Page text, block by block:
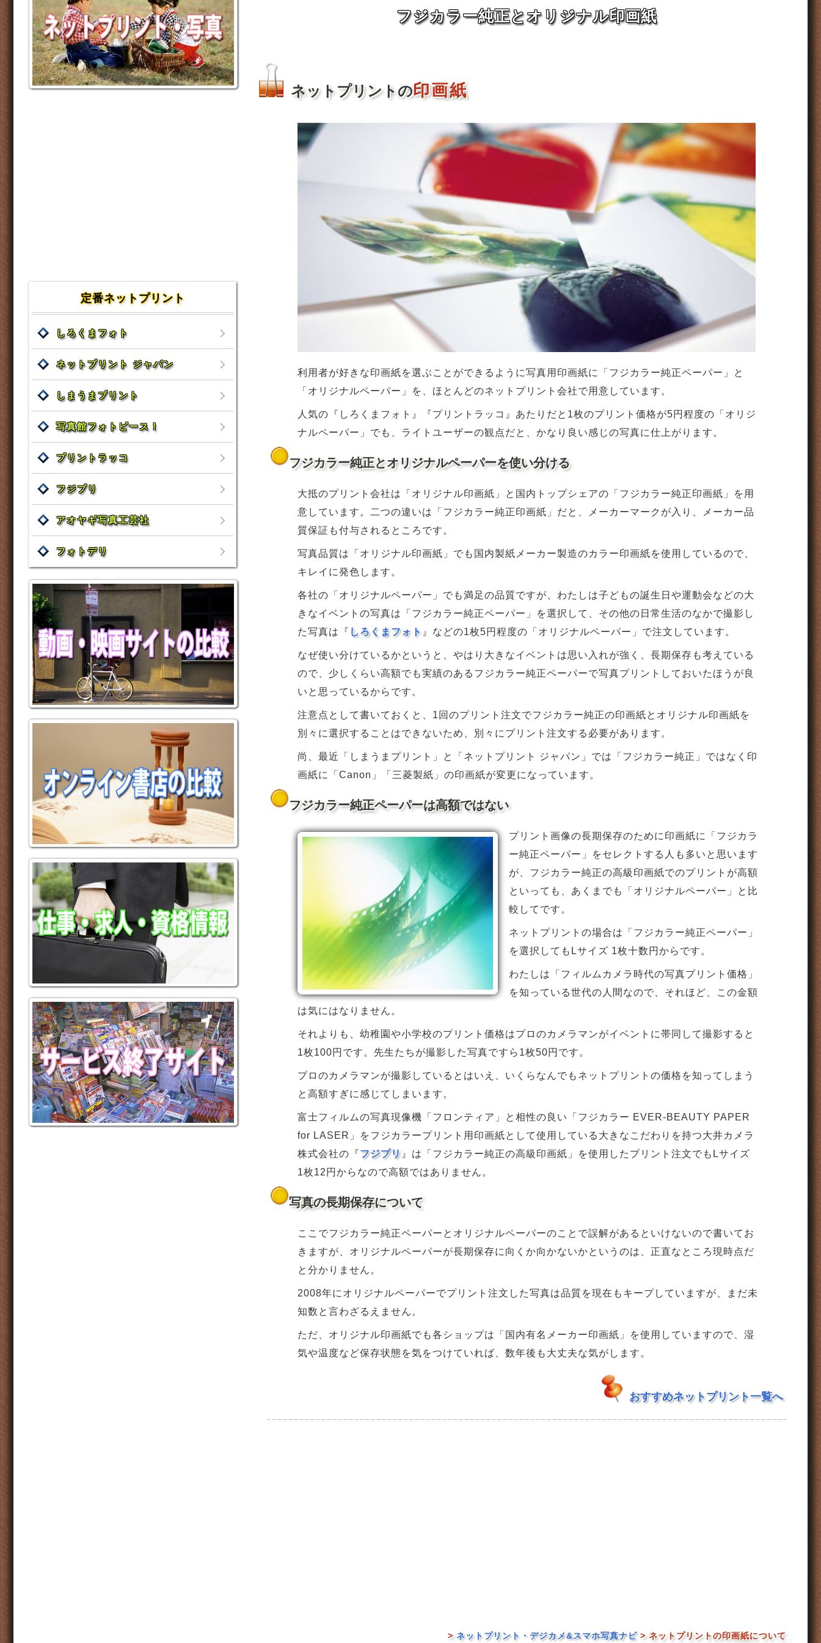
フジカラー純正とオリジナル印画紙
ネットプリントの印画紙
利用者が好きな印画紙を選ぶことができるように写真用印画紙に「フジカラー純正ペーパー」と
「オリジナルペーパー」を、ほとんどのネットプリント会社で用意しています。
人気の『しろくまフォト』『プリントラッコ』あたりだと1枚のプリント価格が5円程度の「オリジ
ナルペーパー」でも、ライトユーザーの観点だと、かなり良い感じの写真に仕上がります。
フジカラー純正とオリジナルペーパーを使い分ける
大抵のプリント会社は「オリジナル印画紙」と国内トップシェアの「フジカラー純正印画紙」を用
意しています。二つの違いは「フジカラー純正印画紙」だと、メーカーマークが入り、メーカー品
質保証も付与されるところです。
写真品質は「オリジナル印画紙」でも国内製紙メーカー製造のカラー印画紙を使用しているので、
キレイに発色します。
各社の「オリジナルペーパー」でも満足の品質ですが、わたしは子どもの誕生日や運動会などの大
きなイベントの写真は「フジカラー純正ペーパー」を選択して、その他の日常生活のなかで撮影し
た写真は『 しろくまフォト 』などの1枚5円程度の「オリジナルペーパー」で注文しています。
なぜ使い分けているかというと、やはり大きなイベントは思い入れが強く、長期保存も考えている
ので、少しくらい高額でも実績のあるフジカラー純正ペーパーで写真プリントしておいたほうが良
いと思っているからです。
注意点として書いておくと、1回のプリント注文でフジカラー純正の印画紙とオリジナル印画紙を
別々に選択することはできないため、別々にプリント注文する必要があります。
尚、最近「しまうまプリント」と「ネットプリント ジャパン」では「フジカラー純正」ではなく印
画紙に「Canon」「三菱製紙」の印画紙が変更になっています。
フジカラー純正ペーパーは高額ではない
プリント画像の長期保存のために印画紙に「フジカラ
ー純正ペーパー」をセレクトする人も多いと思います
が、フジカラー純正の高級印画紙でのプリントが高額
といっても、あくまでも「オリジナルペーパー」と比
較してです。
ネットプリントの場合は「フジカラー純正ペーパー」
を選択してもLサイズ 1枚十数円からです。
わたしは「フィルムカメラ時代の写真プリント価格」
を知っている世代の人間なので、それほど、この金額
は気にはなりません。
それよりも、幼稚園や小学校のプリント価格はプロのカメラマンがイベントに帯同して撮影すると
1枚100円です。先生たちが撮影した写真ですら1枚50円です。
プロのカメラマンが撮影しているとはいえ、いくらなんでもネットプリントの価格を知ってしまう
と高額すぎに感じてしまいます。
富士フィルムの写真現像機「フロンティア」と相性の良い「フジカラー EVER-BEAUTY PAPER
for LASER」をフジカラープリント用印画紙として使用している大きなこだわりを持つ大井カメラ
株式会社の『フジプリ 』は「フジカラー純正の高級印画紙」を使用したプリント注文でもLサイズ
1枚12円からなので高額ではありません。
写真の長期保存について
ここでフジカラー純正ペーパーとオリジナルペーパーのことで誤解があるといけないので書いてお
きますが、オリジナルペーパーが長期保存に向くか向かないかというのは、正直なところ現時点だ
と分かりません。
2008年にオリジナルペーパーでプリント注文した写真は品質を現在もキープしていますが、まだ未
知数と言わざるえません。
ただ、オリジナル印画紙でも各ショップは「国内有名メーカー印画紙」を使用していますので、湿
気や温度など保存状態を気をつけていれば、数年後も大丈夫な気がします。
おすすめネットプリント一覧へ
>ネットプリント・デジカメ&スマホ写真ナビ> ネットプリントの印画紙について
定番ネットプリント
しろくまフォト
ネットプリント ジャパン
しまうまプリント
写真館フォトピース！
プリントラッコ
フジプリ
アオヤギ写真工芸社
フォトデリ